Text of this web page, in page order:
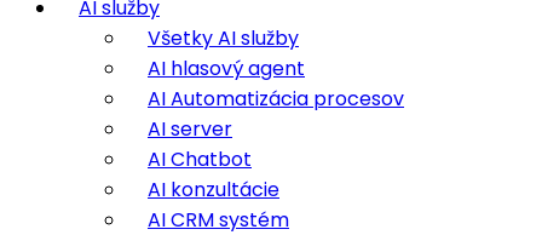
AI služby
Všetky AI služby
AI hlasový agent
AI Automatizácia procesov
AI server
AI Chatbot
AI konzultácie
AI CRM systém